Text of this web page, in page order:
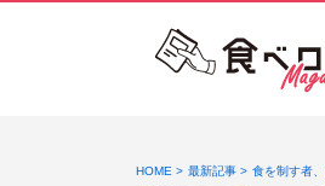
HOME 最新記事 食を制す者